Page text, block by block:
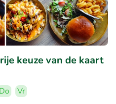
keuze van de kaart
Do
Vr